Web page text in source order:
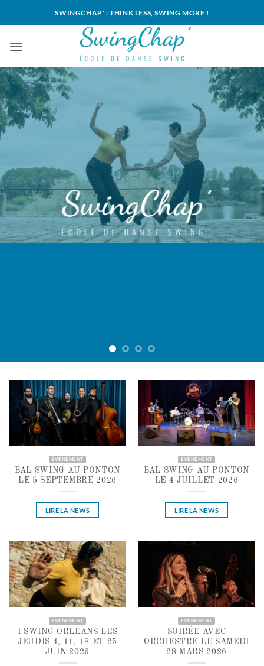
SWINGCHAP' : THINK LESS, SWING MORE !
EVÈNEMENT
BAL SWING AU PONTON
LE 5 SEPTEMBRE 2026
LIRE LA NEWS
EVÈNEMENT
BAL SWING AU PONTON
LE 4 JUILLET 2026
LIRE LA NEWS
EVÈNEMENT
I SWING ORLÉANS LES
JEUDIS 4, 11, 18 ET 25
JUIN 2026
EVÈNEMENT
SOIRÉE AVEC
ORCHESTRE LE SAMEDI
28 MARS 2026